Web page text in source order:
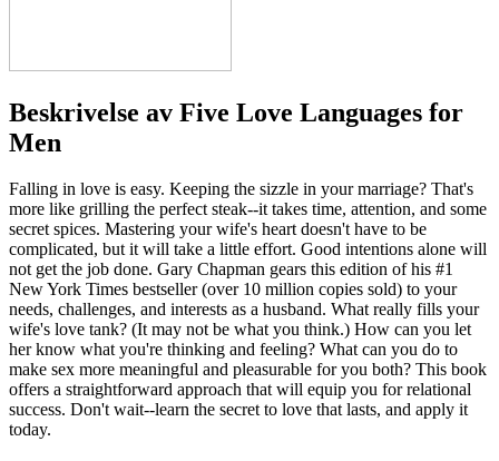
Beskrivelse av Five Love Languages for
Men
Falling in love is easy. Keeping the sizzle in your marriage? That's
more like grilling the perfect steak--it takes time, attention, and some
secret spices. Mastering your wife's heart doesn't have to be
complicated, but it will take a little effort. Good intentions alone will
not get the job done. Gary Chapman gears this edition of his #1
New York Times bestseller (over 10 million copies sold) to your
needs, challenges, and interests as a husband. What really fills your
wife's love tank? (It may not be what you think.) How can you let
her know what you're thinking and feeling? What can you do to
make sex more meaningful and pleasurable for you both? This book
offers a straightforward approach that will equip you for relational
success. Don't wait--learn the secret to love that lasts, and apply it
today.